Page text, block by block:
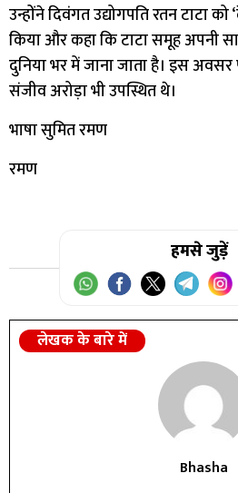
उन्होंने दिवंगत उद्योगपति रतन टाटा
किया और कहा कि टाटा समूह अपनी
दुनिया भर में जाना जाता है। इस अवसर
संजीव अरोड़ा भी उपस्थित थे।
भाषा सुमित रमण
रमण
हमसे जुड़ें
लेखक के बारे में
Bhasha